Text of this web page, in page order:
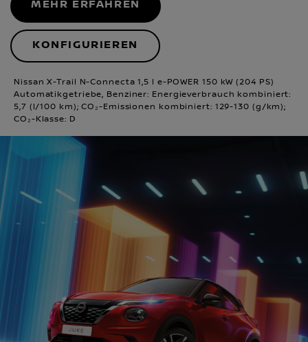
MEHR ERFAHREN
KONFIGURIEREN
Nissan X-Trail N-Connecta 1,5 l e-POWER 150 kW (204 PS)
Automatikgetriebe, Benziner: Energieverbrauch kombiniert:
5,7 (l/100 km); CO₂-Emissionen kombiniert: 129-130 (g/km);
CO₂-Klasse: D